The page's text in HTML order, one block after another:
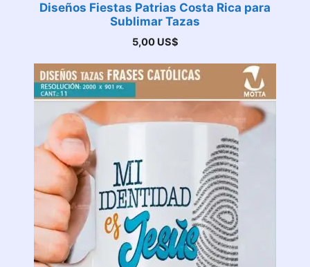
Diseños Fiestas Patrias Costa Rica para
Sublimar Tazas
5,00 US$